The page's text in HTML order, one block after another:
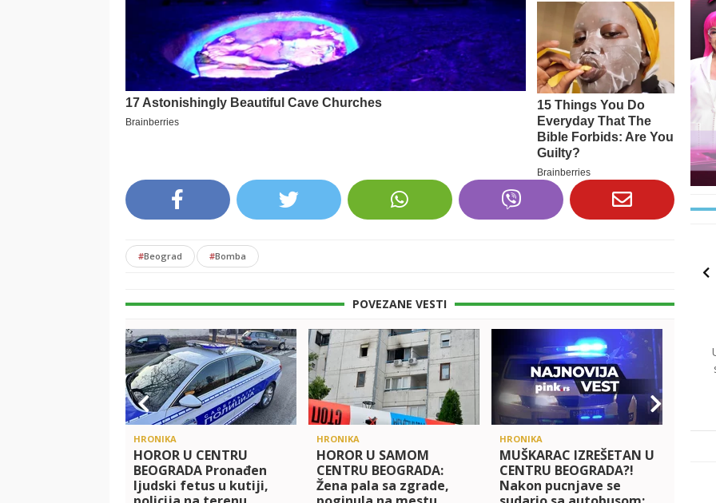
#Beograd #Bomba
POVEZANE VESTI
HRONIKA
HOROR U CENTRU
BEOGRADA Pronađen
ljudski fetus u kutiji,
HRONIKA
HOROR U SAMOM
CENTRU BEOGRADA:
Žena pala sa zgrade,
HRONIKA
MUŠKARAC IZREŠETAN U
CENTRU BEOGRADA?!
Nakon pucnjave se